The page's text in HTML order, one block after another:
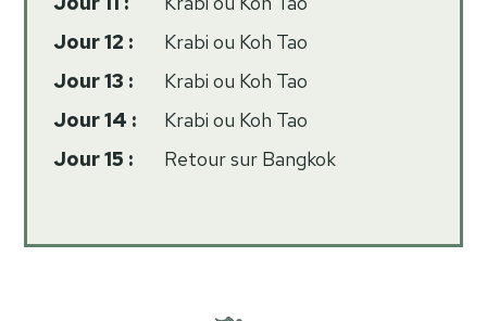
Jour 12 :
Krabi ou Koh Tao
Jour 13 :
Krabi ou Koh Tao
Jour 14 :
Krabi ou Koh Tao
Jour 15 :
Retour sur Bangkok